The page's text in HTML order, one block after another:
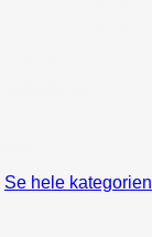
Se hele kategorien